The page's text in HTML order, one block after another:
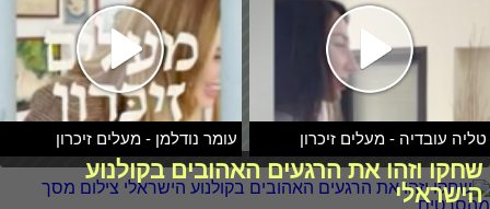
טליה עובדיה - מעלים זיכרון עומר נודלמן - מעלים זיכרון
שחקו וזהו את הרגעים האהובים בקולנוע
הישראלי